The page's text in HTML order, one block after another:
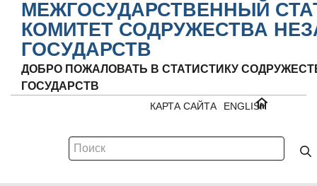
МЕЖГОСУДАРСТВЕННЫЙ
КОМИТЕТ СОДРУЖЕСТВА
ГОСУДАРСТВ
ДОБРО ПОЖАЛОВАТЬ В СТАТИСТИКУ
ГОСУДАРСТВ
ENGLISH
КАРТА САЙТА